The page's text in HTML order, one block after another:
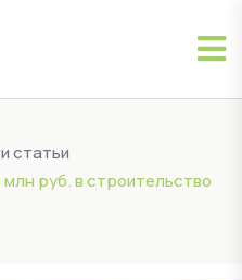
статьи
руб. в строительство